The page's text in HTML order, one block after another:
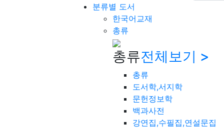
분류별 도서
한국어교재
총류
총류전체보기 >
총류
도서학,서지학
문헌정보학
백과사전
강연집,수필집,연설문집